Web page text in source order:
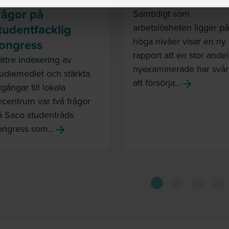
på
indexering av
och stärkta
till lokala
var två frågor
Saco studentråds
som...
Samtidigt som
arbetslösheten ligger på
höga nivåer visar en ny
rapport att en stor andel
nyexaminerade har
att försörja...